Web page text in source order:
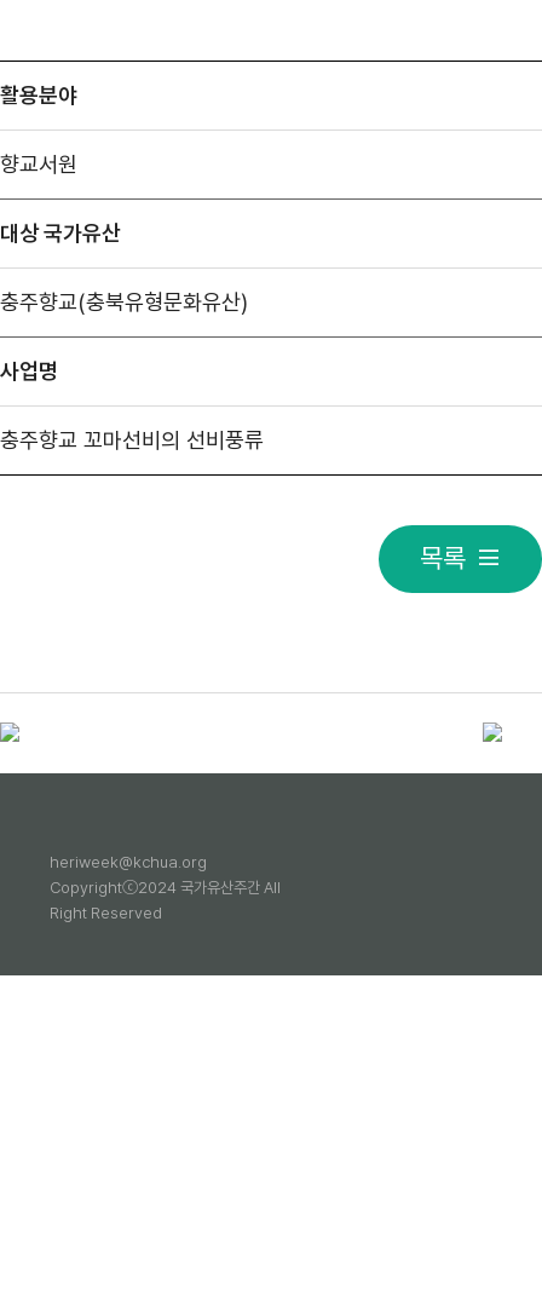
활용분야
향교서원
대상 국가유산
충주향교(충북유형문화유산)
사업명
충주향교 꼬마선비의 선비풍류
목록
heriweek@kchua.org
Copyrightⓒ2024 국가유산주간 All
Right Reserved